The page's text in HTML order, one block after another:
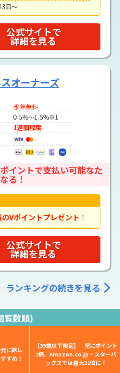
日～
公式サイトで
詳細を見る
オーナーズ
永年無料
0.5%～1.5%※1
1週間程度
イントで支払い可能なた
る！
Vポイントプレゼント ！
公式サイトで
詳細を見る
ランキングの続きを見る
覧数順)
に欲し
すめ！
【39歳以下限定】 常にポイント
2倍、Amazon.co.jp・スターバ
ックスでは最大21倍に！